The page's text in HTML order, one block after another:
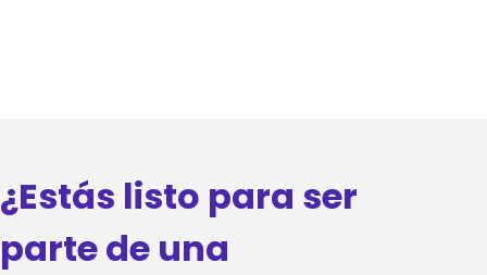
¿Estás listo para ser
parte de una